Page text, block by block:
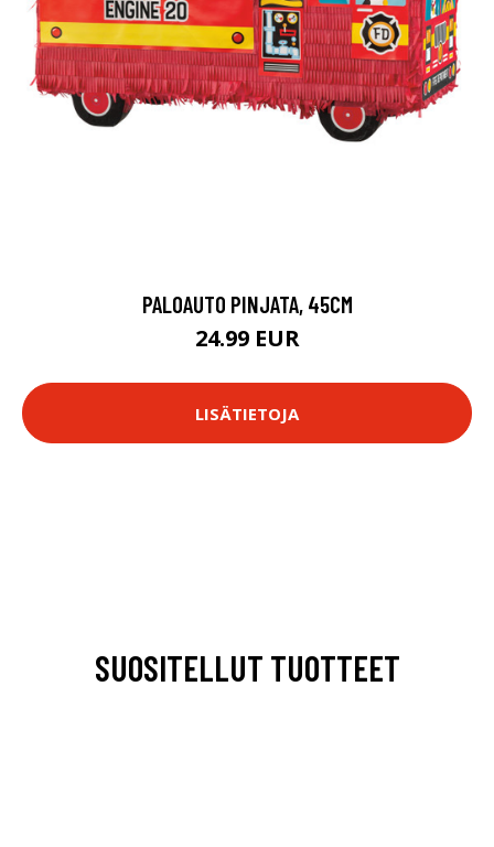
PALOAUTO PINJATA, 45CM
24.99 EUR
LISÄTIETOJA
SUOSITELLUT TUOTTEET